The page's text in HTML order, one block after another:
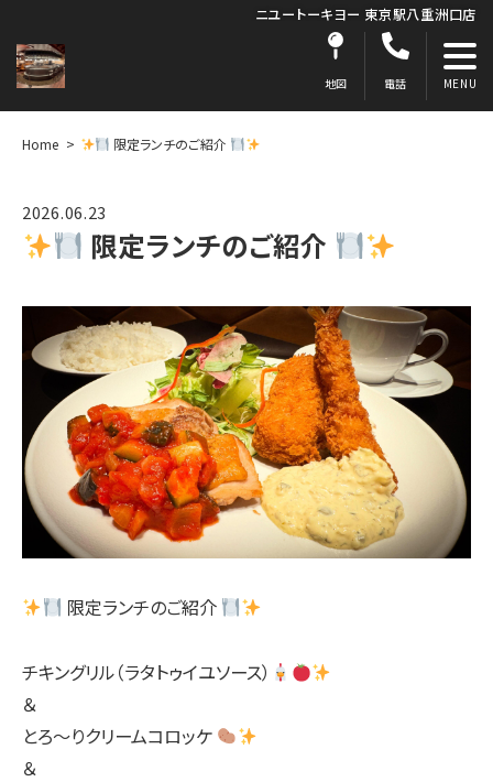
ニユートーキヨー 東京駅八重洲口店
地図 電話
Home 限定ランチのご紹介
2026.06.23
限定ランチのご紹介
限定ランチのご紹介
チキングリル（ラタトゥイユソース）
＆
とろ〜りクリームコロッケ
＆